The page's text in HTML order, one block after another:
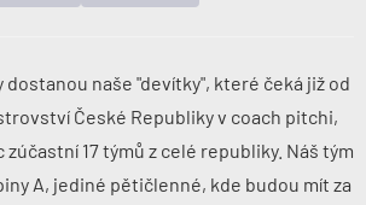
dostanou naše "devítky", které čeká již od
České Republiky v coach pitchi,
17 týmů z celé republiky. Náš tým
A, jediné pětičlenné, kde budou mít za